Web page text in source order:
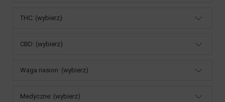
THC: (wybierz)
CBD: (wybierz)
Waga nasion: (wybierz)
Medyczne: (wybierz)